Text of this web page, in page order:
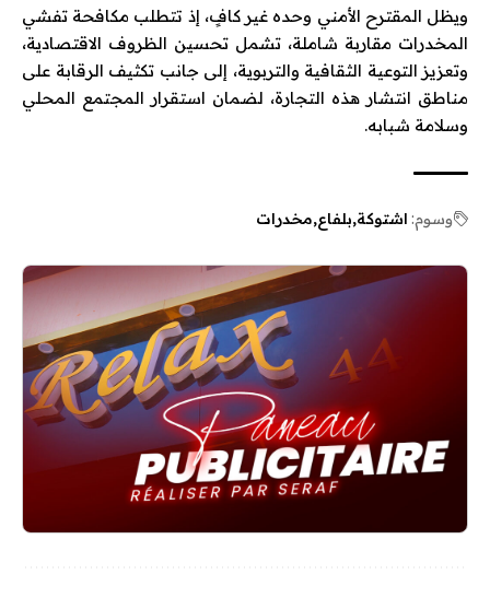
ويظل المقترح الأمني وحده غير كافٍ، إذ تتطلب مكافحة تفشي
المخدرات مقاربة شاملة، تشمل تحسين الظروف الاقتصادية،
وتعزيز التوعية الثقافية والتربوية، إلى جانب تكثيف الرقابة على
مناطق انتشار هذه التجارة، لضمان استقرار المجتمع المحلي
وسلامة شبابه.
وسوم: اشتوكة بلفاع مخدرات